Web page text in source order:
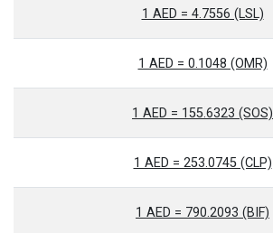
1 AED = 4.7556 (LSL)
1 AED = 0.1048 (OMR)
1 AED = 155.6323 (SOS)
1 AED = 253.0745 (CLP)
1 AED = 790.2093 (BIF)